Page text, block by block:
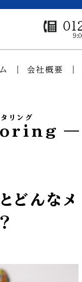
会社概要
リング
どんなメ